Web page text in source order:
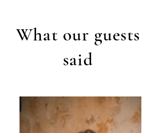
What our guests
said